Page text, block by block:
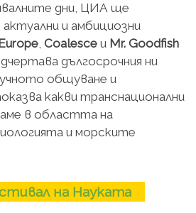
дни, ЦИА ще
и амбициозни
, Coalesce и Mr. Goodfish
дългосрочния ни
общуване и
какви транснационални
в областта на
и морските
на Науката